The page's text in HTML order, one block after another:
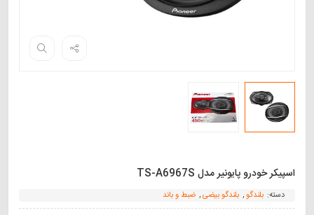
اسپیکر خودرو پایونیر مدل TS-A6967S
دسته: بلندگو, بلندگو بیضی, ضبط و باند